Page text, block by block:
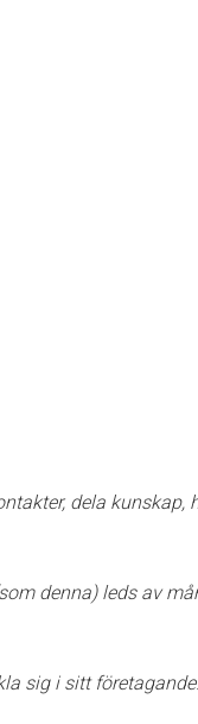
dela kunskap,
denna) leds av
sig i sitt företagande.